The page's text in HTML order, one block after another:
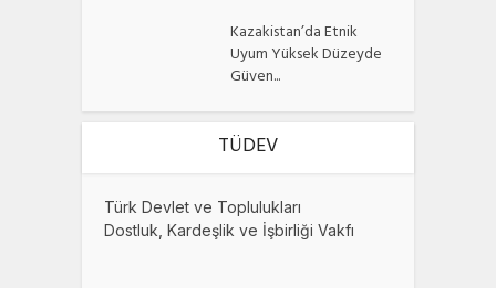
Kazakistan’da Etnik
Uyum Yüksek Düzeyde
Güven...
TÜDEV
Türk Devlet ve Toplulukları
Dostluk, Kardeşlik ve İşbirliği Vakfı